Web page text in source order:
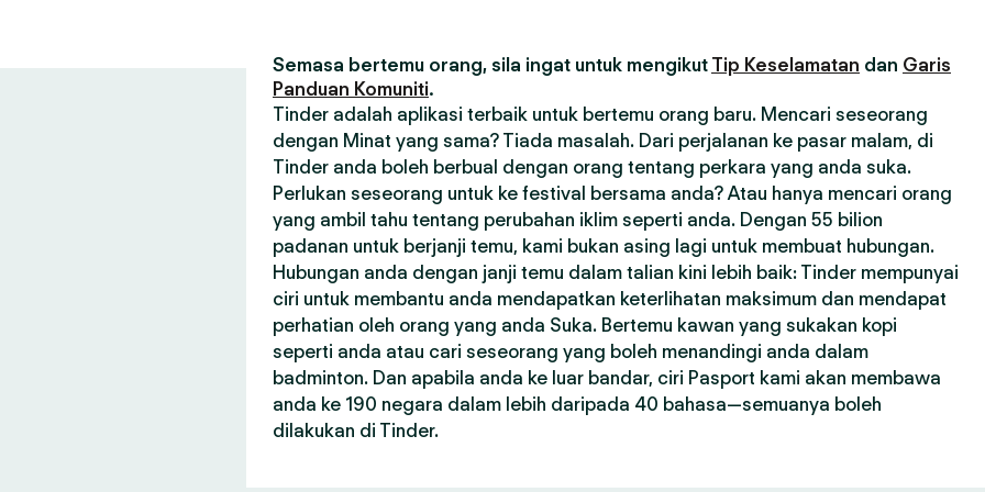
Semasa bertemu orang, sila ingat untuk mengikut Tip Keselamatan dan Garis
Panduan Komuniti.
Tinder adalah aplikasi terbaik untuk bertemu orang baru. Mencari seseorang
dengan Minat yang sama? Tiada masalah. Dari perjalanan ke pasar malam, di
Tinder anda boleh berbual dengan orang tentang perkara yang anda suka.
Perlukan seseorang untuk ke festival bersama anda? Atau hanya mencari orang
yang ambil tahu tentang perubahan iklim seperti anda. Dengan 55 bilion
padanan untuk berjanji temu, kami bukan asing lagi untuk membuat hubungan.
Hubungan anda dengan janji temu dalam talian kini lebih baik: Tinder mempunyai
ciri untuk membantu anda mendapatkan keterlihatan maksimum dan mendapat
perhatian oleh orang yang anda Suka. Bertemu kawan yang sukakan kopi
seperti anda atau cari seseorang yang boleh menandingi anda dalam
badminton. Dan apabila anda ke luar bandar, ciri Pasport kami akan membawa
anda ke 190 negara dalam lebih daripada 40 bahasa—semuanya boleh
dilakukan di Tinder.